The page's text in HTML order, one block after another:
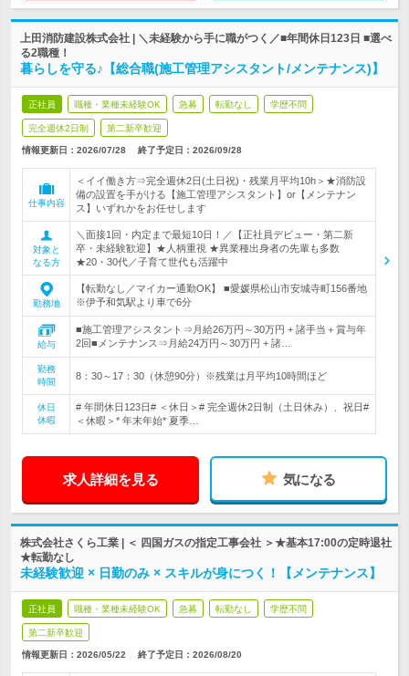
上田消防建設株式会社 | ＼未経験から手に職がつく／■年間休日123日 ■選べ
る2職種！
暮らしを守る♪【総合職(施工管理アシスタント/メンテナンス)】
正社員 職種・業種未経験OK 急募 転勤なし 学歴不問
完全週休2日制 第二新卒歓迎
情報更新日：2026/07/28 終了予定日： 2026/09/28
仕事内容
＜イイ働き方⇒完全週休2日(土日祝)・残業月平均10h＞★消防設
備の設置を手がける【施工管理アシスタント】or【メンテナン
ス】いずれかをお任せします
対象と
なる方
＼面接1回・内定まで最短10日！／【正社員デビュー・第二新
卒・未経験歓迎】★人柄重視 ★異業種出身者の先輩も多数
★20・30代／子育て世代も活躍中
勤務地
【転勤なし／マイカー通勤OK】 ■愛媛県松山市安城寺町156番地
※伊予和気駅より車で6分
給与
■施工管理アシスタント⇒月給26万円～30万円 + 諸手当＋賞与年
2回■メンテナンス⇒月給24万円～30万円 + 諸…
勤務
時間
8：30～17：30（休憩90分）※残業は月平均10時間ほど
休日
休暇
# 年間休日123日# ＜休日＞# 完全週休2日制（土日休み）、祝日#
＜休暇＞* 年末年始* 夏季…
求人詳細を見る 気になる
株式会社さくら工業 | ＜ 四国ガスの指定工事会社 ＞★基本17:00の定時退社
★転勤なし
未経験歓迎 × 日勤のみ × スキルが身につく！【メンテナンス】
正社員 職種・業種未経験OK 急募 転勤なし 学歴不問
第二新卒歓迎
情報更新日：2026/05/22 終了予定日： 2026/08/20